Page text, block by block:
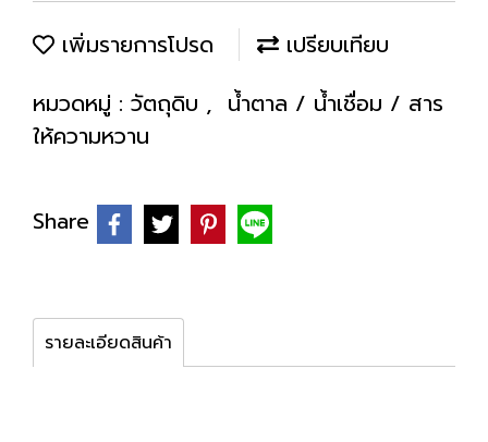
เพิ่มรายการโปรด
เปรียบเทียบ
หมวดหมู่ : วัตถุดิบ , น้ำตาล / น้ำเชื่อม / สาร
ให้ความหวาน
Share
รายละเอียดสินค้า